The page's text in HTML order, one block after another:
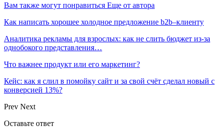
Вам также могут понравиться Еще от автора
Как написать хорошее холодное предложение b2b–клиенту
Аналитика рекламы для взрослых: как не слить бюджет из-за
однобокого представления…
Что важнее продукт или его маркетинг?
Кейс: как я слил в помойку сайт и за свой счёт сделал новый с
конверсией 13%?
Prev Next
Оставьте ответ